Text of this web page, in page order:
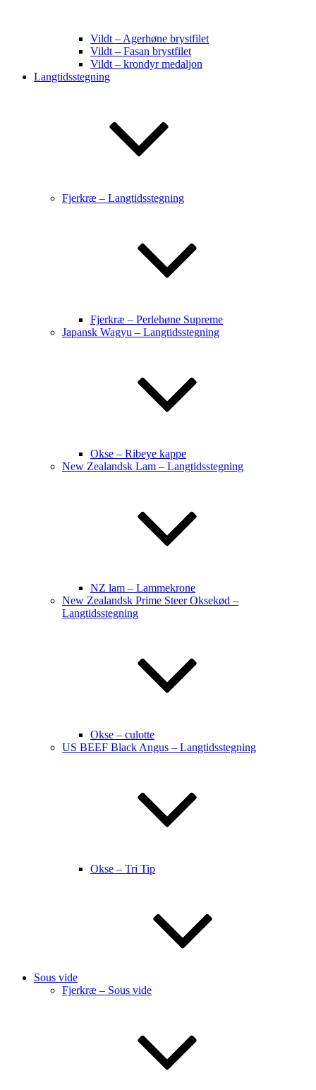
Vildt – Agerhøne brystfilet
Vildt – Fasan brystfilet
Vildt – krondyr medaljon
Langtidsstegning
Fjerkræ – Langtidsstegning
Fjerkræ – Perlehøne Supreme
Japansk Wagyu – Langtidsstegning
Okse – Ribeye kappe
New Zealandsk Lam – Langtidsstegning
NZ lam – Lammekrone
New Zealandsk Prime Steer Oksekød –
Langtidsstegning
Okse – culotte
US BEEF Black Angus – Langtidsstegning
Okse – Tri Tip
Sous vide
Fjerkræ – Sous vide